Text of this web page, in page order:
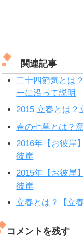
関連記事
二十四節気とは
ーに沿って説明
2015 立春とは？
春の七草とは？
2016年【お彼岸
彼岸
2015年【お彼岸
彼岸
立春とは？【立
コメントを残す